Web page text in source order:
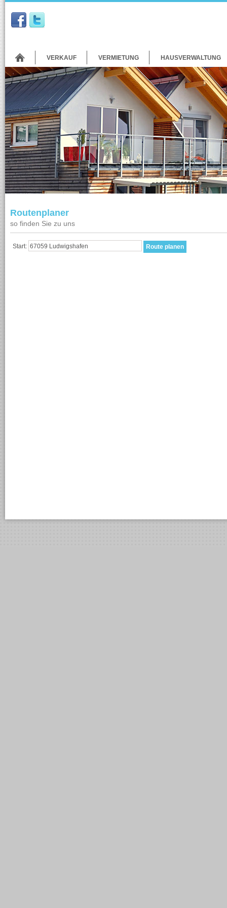
VERKAUF VERMIETUNG HAUSVERWALTUNG
Routenplaner
so finden Sie zu uns
Start: